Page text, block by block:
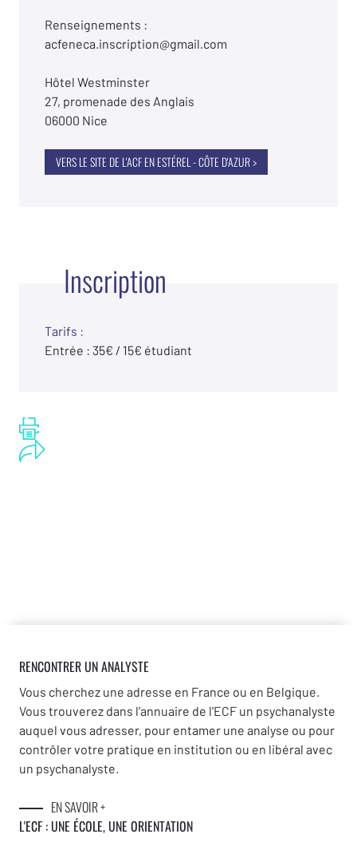
Renseignements :
acfeneca.inscription@gmail.com
Hôtel Westminster
27, promenade des Anglais
06000 Nice
VERS LE SITE DE L'ACF EN ESTÉREL - CÔTE D'AZUR >
Inscription
Tarifs :
Entrée : 35€ / 15€ étudiant
RENCONTRER UN ANALYSTE
Vous cherchez une adresse en France ou en Belgique.
Vous trouverez dans l'annuaire de l'ECF un psychanalyste
auquel vous adresser, pour entamer une analyse ou pour
contrôler votre pratique en institution ou en libéral avec
un psychanalyste.
EN SAVOIR +
L'ECF : UNE ÉCOLE, UNE ORIENTATION